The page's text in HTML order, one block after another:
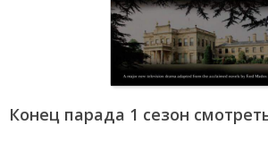
Конец парада 1 сезон